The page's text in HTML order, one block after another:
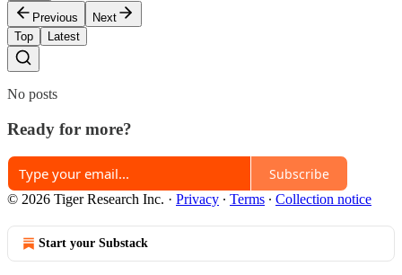
Previous
Next
Top
Latest
No posts
Ready for more?
Subscribe
© 2026 Tiger Research Inc. · Privacy ∙ Terms ∙ Collection notice
Start your Substack